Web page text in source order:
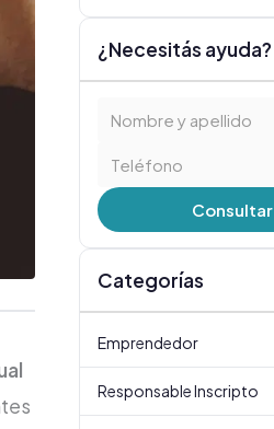
¿Necesitás ayuda?
Consultar
Categorías
Emprendedor
Responsable Inscripto